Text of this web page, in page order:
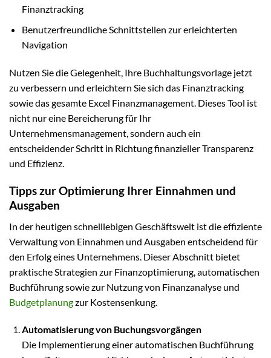
Finanztracking
Benutzerfreundliche Schnittstellen zur erleichterten
Navigation
Nutzen Sie die Gelegenheit, Ihre Buchhaltungsvorlage jetzt
zu verbessern und erleichtern Sie sich das Finanztracking
sowie das gesamte Excel Finanzmanagement. Dieses Tool ist
nicht nur eine Bereicherung für Ihr
Unternehmensmanagement, sondern auch ein
entscheidender Schritt in Richtung finanzieller Transparenz
und Effizienz.
Tipps zur Optimierung Ihrer Einnahmen und
Ausgaben
In der heutigen schnelllebigen Geschäftswelt ist die effiziente
Verwaltung von Einnahmen und Ausgaben entscheidend für
den Erfolg eines Unternehmens. Dieser Abschnitt bietet
praktische Strategien zur Finanzoptimierung, automatischen
Buchführung sowie zur Nutzung von Finanzanalyse und
Budgetplanungzur Kostensenkung.
Automatisierung von Buchungsvorgängen
Die Implementierung einer automatischen Buchführung